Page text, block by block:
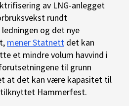
av LNG-anlegget
rundt
og det nye
mener Statnett det kan
et mindre volum havvind i
til grunn
at det kan være kapasitet til
tilknyttet Hammerfest.